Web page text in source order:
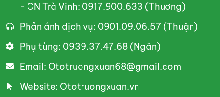
- CN Trà Vinh: 0917.900.633 (Thương)
Phản ánh dịch vụ: 0901.09.06.57 (Thuận)
Phụ tùng: 0939.37.47.68 (Ngân)
Email: Ototruongxuan68@gmail.com
Website: Ototruongxuan.vn